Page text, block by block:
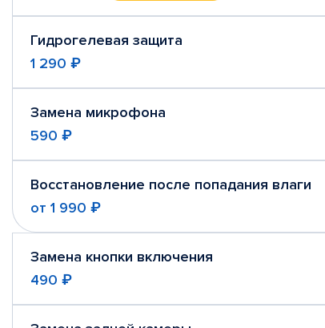
Гидрогелевая защита
1 290 ₽
Замена микрофона
590 ₽
Восстановление после попадания влаги
от 1 990 ₽
Замена кнопки включения
490 ₽